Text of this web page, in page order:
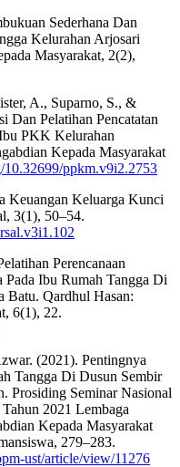
Sederhana Dan
Kelurahan Arjosari
Masyarakat, 2(2),
A., Suparno, S., &
Pelatihan Pencatatan
PKK Kelurahan
Kepada Masyarakat
10.32699/ppkm.v9i2.2753
Keuangan Keluarga Kunci
3(1), 50–54.
Perencanaan
Pada Ibu Rumah Tangga Di
Batu. Qardhul Hasan:
6(1), 22.
(2021). Pentingnya
Tangga Di Dusun Sembir
Prosiding Seminar Nasional
2021 Lembaga
Kepada Masyarakat
279–283.
ust/article/view/11276